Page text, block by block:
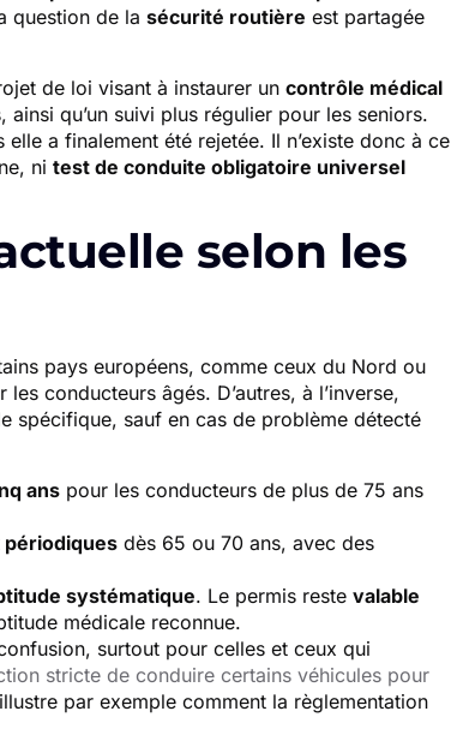
question de la sécurité routière est partagée
de loi visant à instaurer un contrôle médical
ainsi qu’un suivi plus régulier pour les seniors.
a finalement été rejetée. Il n’existe donc à ce
ni test de conduite obligatoire universel
selon les
pays européens, comme ceux du Nord ou
les conducteurs âgés. D’autres, à l’inverse,
spécifique, sauf en cas de problème détecté
ans pour les conducteurs de plus de 75 ans
dès 65 ou 70 ans, avec des
systématique. Le permis reste valable
médicale reconnue.
surtout pour celles et ceux qui
stricte de conduire certains véhicules pour
illustre par exemple comment la règlementation